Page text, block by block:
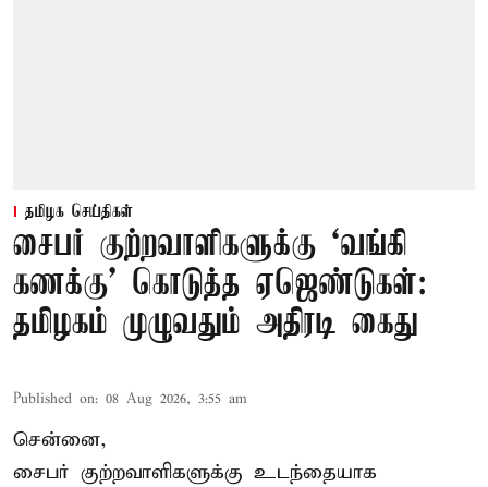
தமிழக செய்திகள்
சைபர் குற்றவாளிகளுக்கு ‘வங்கி
கணக்கு’ கொடுத்த ஏஜெண்டுகள்:
தமிழகம் முழுவதும் அதிரடி கைது
Published on: 08 Aug 2026, 3:55 am
சென்னை,
சைபர் குற்றவாளிகளுக்கு உடந்தையாக